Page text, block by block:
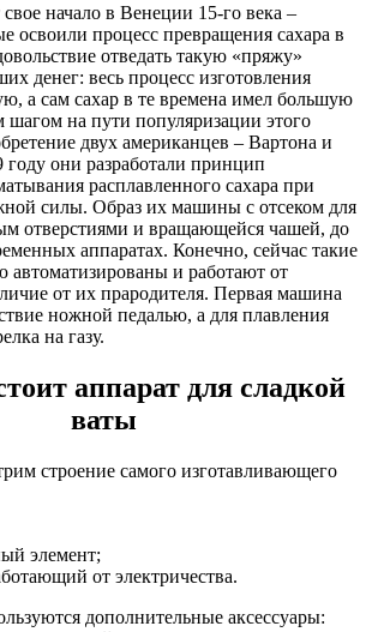
свое начало в Венеции 15-го века –
освоили процесс превращения сахара в
отведать такую «пряжу»
денег: весь процесс изготовления
а сам сахар в те времена имел большую
на пути популяризации этого
двух американцев – Вартона и
они разработали принцип
расплавленного сахара при
силы. Образ их машины с отсеком для
отверстиями и вращающейся чашей, до
аппаратах. Конечно, сейчас такие
автоматизированы и работают от
от их прародителя. Первая машина
ножной педалью, а для плавления
на газу.
аппарат для сладкой
ваты
строение самого изготавливающего
элемент;
от электричества.
дополнительные аксессуары: